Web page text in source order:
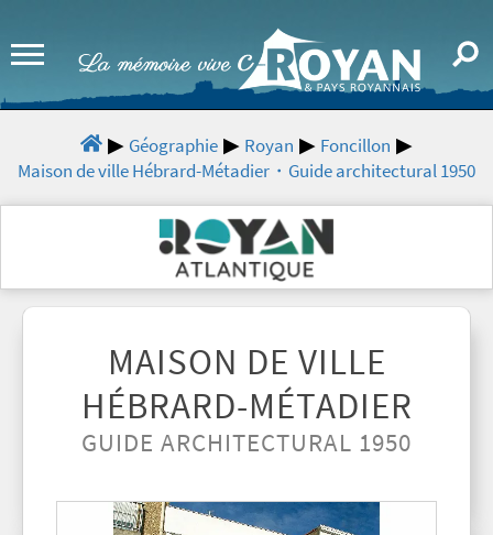
Géographie Royan
Foncillon
Maison de ville Hébrard-Métadier・Guide architectural 1950
MAISON DE VILLE
HÉBRARD-MÉTADIER
GUIDE ARCHITECTURAL 1950